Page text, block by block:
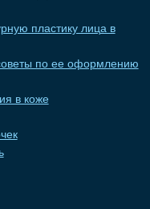
пластику лица в
по ее оформлению
в коже